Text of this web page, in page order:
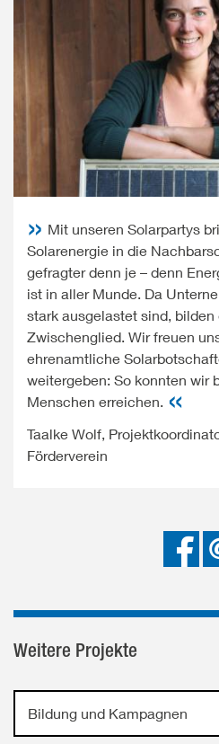
Mit unseren Solarpartys
Solarenergie in die
gefragter denn je – denn
ist in aller Munde. Da
stark ausgelastet sind,
Zwischenglied. Wir freuen
ehrenamtliche
weitergeben: So konnten wir
Menschen erreichen.
Taalke Wolf,
Förderverein
Weitere Projekte
Bildung und Kampagnen